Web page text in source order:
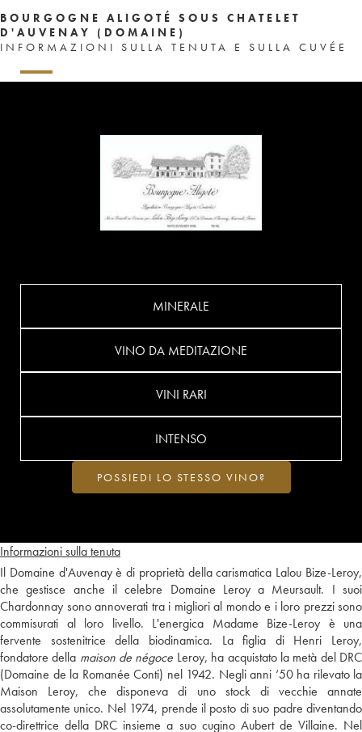
BOURGOGNE ALIGOTÉ SOUS CHATELET
D'AUVENAY (DOMAINE)
INFORMAZIONI SULLA TENUTA E SULLA CUVÉE
Informazioni sulla tenuta
Il Domaine d'Auvenay è di proprietà della carismatica Lalou Bize-Leroy,
che gestisce anche il celebre Domaine Leroy a Meursault. I suoi
Chardonnay sono annoverati tra i migliori al mondo e i loro prezzi sono
commisurati al loro livello. L'energica Madame Bize-Leroy è una
fervente sostenitrice della biodinamica. La figlia di Henri Leroy,
fondatore della maison de négoce Leroy, ha acquistato la metà del DRC
(Domaine de la Romanée Conti) nel 1942. Negli anni ‘50 ha rilevato la
Maison Leroy, che disponeva di uno stock di vecchie annate
assolutamente unico. Nel 1974, prende il posto di suo padre diventando
co-direttrice della DRC insieme a suo cugino Aubert de Villaine. Nel
MINERALE
VINO DA MEDITAZIONE
VINI RARI
INTENSO
POSSIEDI LO STESSO VINO?